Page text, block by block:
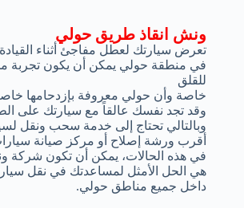
ونش انقاذ طريق حولي
تعرض سيارتك لعطل مفاجئ أثناء
في منطقة حولي يمكن أن يكون تجربة
للقلق
خاصة وأن حولي معروفة بإزدحامها
وقد تجد نفسك عالقاً مع سيارتك على
وبالتالي تحتاج إلى خدمة سحب ونقل
أقرب ورشة إصلاح أو مركز صيانة
في هذه الحالات، يمكن أن تكون شركة
هي الحل الأمثل لمساعدتك في نقل
داخل جميع مناطق حولي.